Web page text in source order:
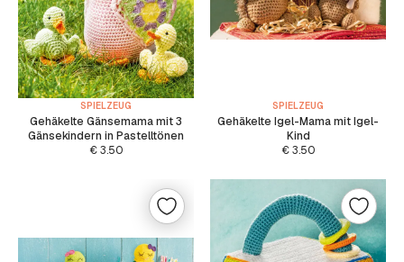
SPIELZEUG
Gehäkelte Gänsemama mit 3
Gänsekindern in Pastelltönen
€3.50
SPIELZEUG
Gehäkelte Igel-Mama mit Igel-
Kind
€3.50